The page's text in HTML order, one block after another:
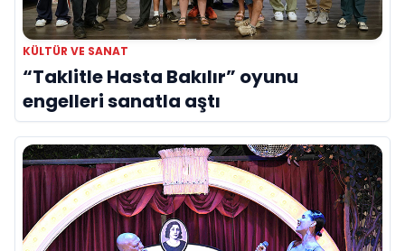
KÜLTÜR VE SANAT
“Taklitle Hasta Bakılır” oyunu
engelleri sanatla aştı